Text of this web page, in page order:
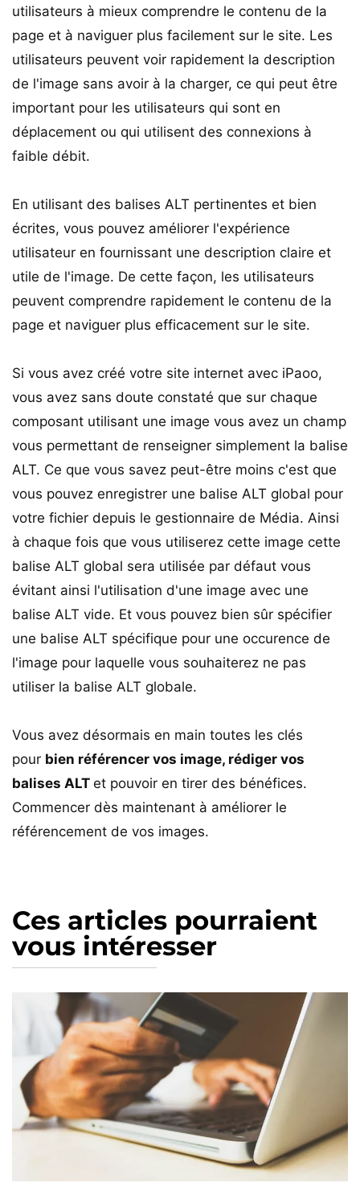
utilisateurs à mieux comprendre le contenu de la
page et à naviguer plus facilement sur le site. Les
utilisateurs peuvent voir rapidement la description
de l'image sans avoir à la charger, ce qui peut être
important pour les utilisateurs qui sont en
déplacement ou qui utilisent des connexions à
faible débit.
En utilisant des balises ALT pertinentes et bien
écrites, vous pouvez améliorer l'expérience
utilisateur en fournissant une description claire et
utile de l'image. De cette façon, les utilisateurs
peuvent comprendre rapidement le contenu de la
page et naviguer plus efficacement sur le site.
Si vous avez créé votre site internet avec iPaoo,
vous avez sans doute constaté que sur chaque
composant utilisant une image vous avez un champ
vous permettant de renseigner simplement la balise
ALT. Ce que vous savez peut-être moins c'est que
vous pouvez enregistrer une balise ALT global pour
votre fichier depuis le gestionnaire de Média. Ainsi
à chaque fois que vous utiliserez cette image cette
balise ALT global sera utilisée par défaut vous
évitant ainsi l'utilisation d'une image avec une
balise ALT vide. Et vous pouvez bien sûr spécifier
une balise ALT spécifique pour une occurence de
l'image pour laquelle vous souhaiterez ne pas
utiliser la balise ALT globale.
Vous avez désormais en main toutes les clés
pour bien référencer vos image, rédiger vos
balises ALT et pouvoir en tirer des bénéfices.
Commencer dès maintenant à améliorer le
référencement de vos images.
Ces articles pourraient
vous intéresser